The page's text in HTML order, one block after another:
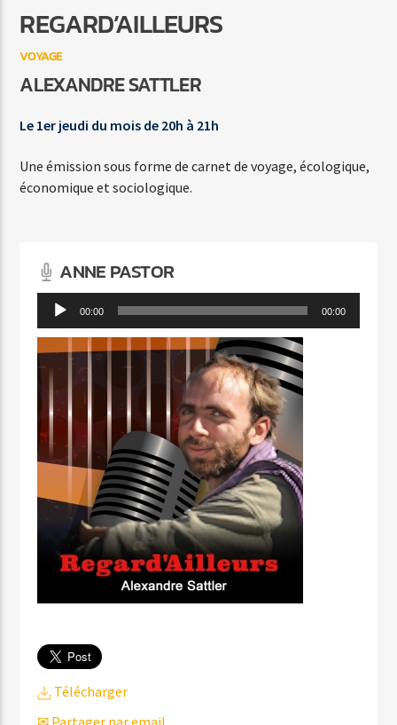
REGARD’AILLEURS
VOYAGE
ALEXANDRE SATTLER
Le 1er jeudi du mois de 20h à 21h
Une émission sous forme de carnet de voyage, écologique,
économique et sociologique.
ANNE PASTOR
Lecteur
audio
00:00 00:00
Télécharger